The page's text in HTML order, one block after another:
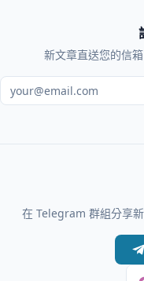
新文章直送您的信
電子郵件地址
在 Telegram 群組分享